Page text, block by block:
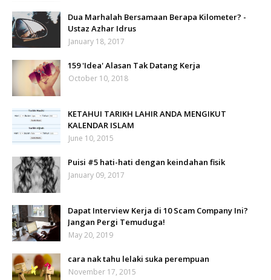
Dua Marhalah Bersamaan Berapa Kilometer? -
Ustaz Azhar Idrus
January 18, 2017
159 'Idea' Alasan Tak Datang Kerja
October 10, 2018
KETAHUI TARIKH LAHIR ANDA MENGIKUT
KALENDAR ISLAM
June 10, 2015
Puisi #5 hati-hati dengan keindahan fisik
January 09, 2017
Dapat Interview Kerja di 10 Scam Company Ini?
Jangan Pergi Temuduga!
May 20, 2019
cara nak tahu lelaki suka perempuan
November 17, 2015